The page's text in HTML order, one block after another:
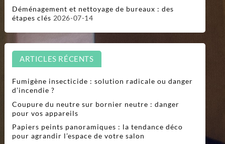
Déménagement et nettoyage de bureaux : des
étapes clés 2026-07-14
ARTICLES RÉCENTS
Fumigène insecticide : solution radicale ou danger
d’incendie ?
Coupure du neutre sur bornier neutre : danger
pour vos appareils
Papiers peints panoramiques : la tendance déco
pour agrandir l’espace de votre salon